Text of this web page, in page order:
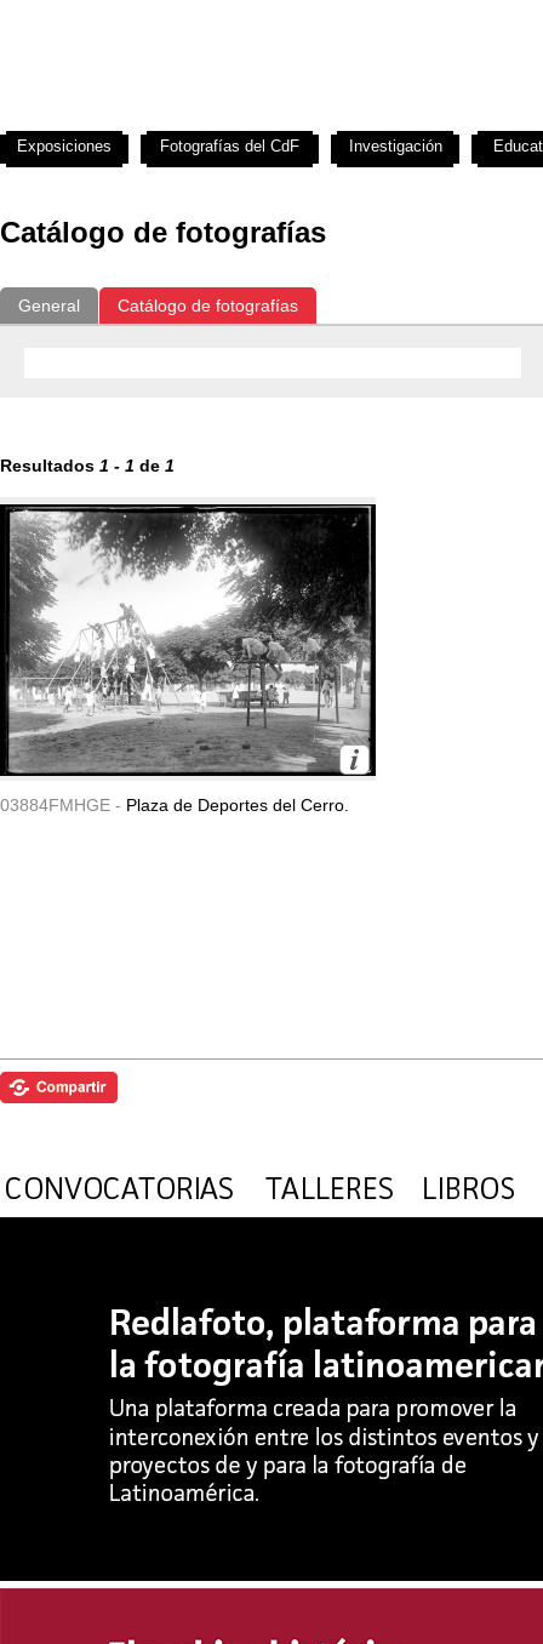
Catálogo de fotografías
General Catálogo de fotografías
Resultados 1 - 1 de 1
03884FMHGE - Plaza de Deportes del Cerro.
Exposiciones Fotografías del CdF Investigación